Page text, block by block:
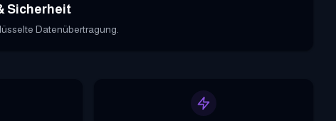
Sicherheit
Datenübertragung.